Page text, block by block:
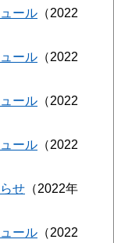
ール
2022
ール
2022
ール
2022
ール
2022
せ
2022年
ール
2022